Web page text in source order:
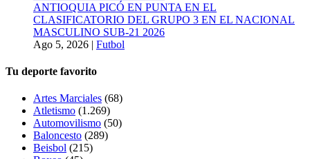
ANTIOQUIA PICÓ EN PUNTA EN EL
CLASIFICATORIO DEL GRUPO 3 EN EL NACIONAL
MASCULINO SUB-21 2026
Ago 5, 2026 | Futbol
Tu deporte favorito
Artes Marciales (68)
Atletismo (1.269)
Automovilismo (50)
Baloncesto (289)
Beisbol (215)